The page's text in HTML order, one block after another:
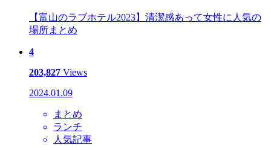
【富山のラブホテル2023】清潔感あって女性に人気の
場所まとめ
4
203,827 Views
2024.01.09
まとめ
ランチ
人気記事